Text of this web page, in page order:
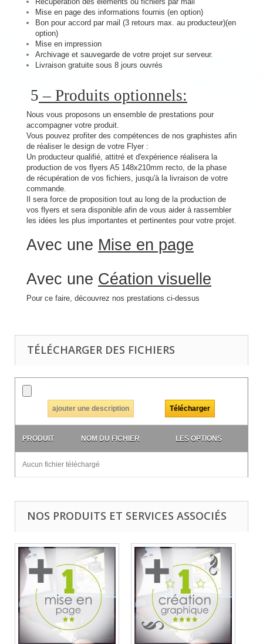
Mise en page des informations fournis (en option)
Bon pour accord par mail (3 retours max. au producteur)(en
option)
Mise en impression
Archivage et sauvegarde de votre projet sur serveur.
Livraison gratuite sous 8 jours ouvrés
5 – Produits optionnels:
Nous vous proposons un ensemble de prestations pour
accompagner votre produit.
Vous pouvez profiter des compétences de nos graphistes afin
de réaliser le design de votre Flyer :
Un producteur qualifié, attitré et d'expérience réalisera la
production de vos flyers A5 148x210mm recto, de la phase
de récupération de vos fichiers, jusqu'à la livraison de votre
commande.
Il sera force de proposition tout au long de la production de
vos flyers et sera disponible afin de vous aider à rassembler
les idées les plus importantes et pertinentes pour votre projet.
Avec une Mise en page
Avec une Céation visuelle
Pour ce faire, découvrez nos prestations ci-dessus
TÉLÉCHARGER DES FICHIERS
ajouter une description
PRODUIT NOM DU FICHIER LES OPTIONS
Aucun fichier téléchargé
NOS PRODUITS ET SERVICES ASSOCIÉS